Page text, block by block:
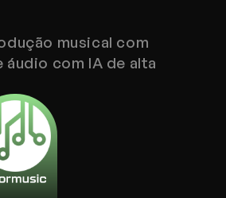
musical com
com IA de alta